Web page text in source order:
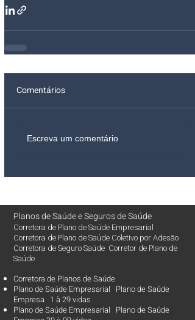
Comentários
Escreva um comentário
Planos de SaúdeeSeguros de Saúde
Corretora de Plano de Saúde Empresarial
Corretora de Plano de Saúde Coletivo por Adesão
Corretora de Seguro Saúde Corretor de Plano de
Saúde
Corretora de Planos de Saúde
Plano de Saúde Empresarial Plano de Saúde
Empresa 1 à 29 vidas
Plano de Saúde Empresarial Plano de Saúde